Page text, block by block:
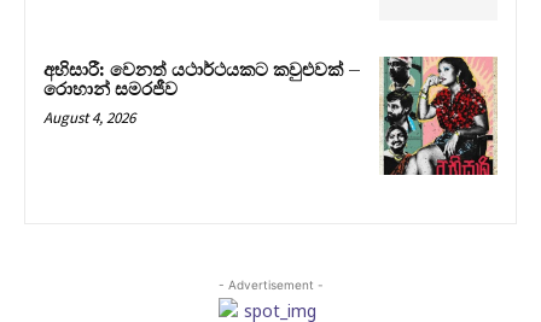
අභිසාරී: වෙනත් යථාර්ථයකට කවුළුවක් –
රොහාන් සමරජීව
August 4, 2026
- Advertisement -